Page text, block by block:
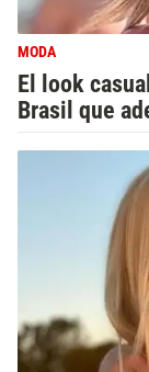
MODA
El look
Brasil que